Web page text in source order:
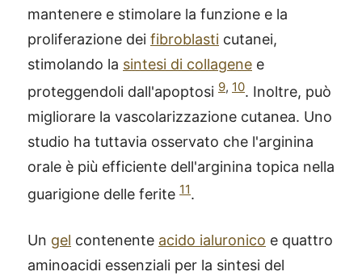
mantenere e stimolare la funzione e la
proliferazione dei fibroblasti cutanei,
stimolando la sintesi di collagene e
proteggendoli dall'apoptosi 9, 10. Inoltre, può
migliorare la vascolarizzazione cutanea. Uno
studio ha tuttavia osservato che l'arginina
orale è più efficiente dell'arginina topica nella
guarigione delle ferite 11.
Un gel contenente acido ialuronico e quattro
aminoacidi essenziali per la sintesi del